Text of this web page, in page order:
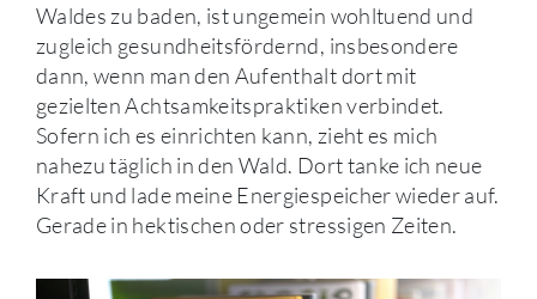
Waldes zu baden, ist ungemein wohltuend und
zugleich gesundheitsfördernd, insbesondere
dann, wenn man den Aufenthalt dort mit
gezielten Achtsamkeitspraktiken verbindet.
Sofern ich es einrichten kann, zieht es mich
nahezu täglich in den Wald. Dort tanke ich neue
Kraft und lade meine Energiespeicher wieder auf.
Gerade in hektischen oder stressigen Zeiten.